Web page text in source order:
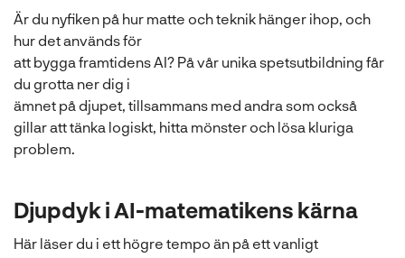
Är du nyfiken på hur matte och teknik hänger ihop, och
hur det används för
att bygga framtidens AI? På vår unika spetsutbildning får
du grotta ner dig i
ämnet på djupet, tillsammans med andra som också
gillar att tänka logiskt, hitta mönster och lösa kluriga
problem.
Djupdyk i AI-matematikens kärna
Här läser du i ett högre tempo än på ett vanligt